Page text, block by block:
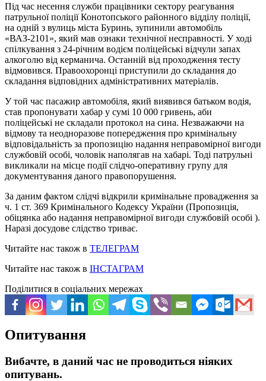
Під час несення служби працівники сектору реагування
патрульної поліції Конотопського районного відділу поліції,
на одній з вулиць міста Буринь, зупинили автомобіль
«ВАЗ-2101», який мав ознаки технічної несправності. У ході
спілкування з 24-річним водієм поліцейські відчули запах
алкоголю від керманича. Останній від проходження тесту
відмовився. Правоохоронці приступили до складання до
складання відповідних адміністративних матеріалів.
У той час пасажир автомобіля, який виявився батьком водія,
став пропонувати хабар у сумі 10 000 гривень, аби
поліцейські не складали протокол на сина. Незважаючи на
відмову та неодноразове попередження про кримінальну
відповідальність за пропозицію надання неправомірної вигоди
службовій особі, чоловік наполягав на хабарі. Тоді патрульні
викликали на місце події слідчо-оперативну групу для
документування даного правопорушення.
За даним фактом слідчі відкрили кримінальне провадження за
ч. 1 ст. 369 Кримінального Кодексу України (Пропозиція,
обіцянка або надання неправомірної вигоди службовій особі ).
Наразі досудове слідство триває.
Читайте нас також в ТЕЛЕГРАМ
Читайте нас також в ІНСТАГРАМ
Поділитися в соціальних мережах
Опитування
Вибачте, в даний час не проводиться ніяких
опитувань.